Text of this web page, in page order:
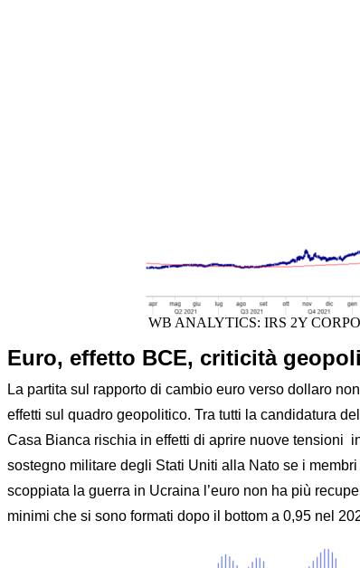
WB ANALYTICS: IRS 2Y
Euro, effetto BCE, criticità
La partita sul rapporto di cambio euro verso dollaro
effetti sul quadro geopolitico. Tra tutti la candidatura
Casa Bianca rischia in effetti di aprire nuove tensioni
sostegno militare degli Stati Uniti alla Nato se i
scoppiata la guerra in Ucraina l’euro non ha più
minimi che si sono formati dopo il bottom a 0,95 nel